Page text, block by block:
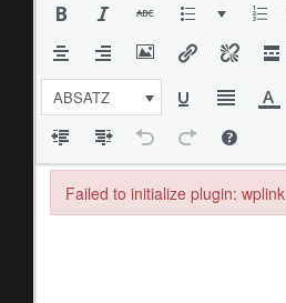
ABSATZ
Failed to initialize plugin: wplink
Failed to initialize plugin: wplink